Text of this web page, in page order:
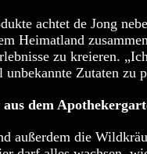
achtet de Jong
Heimatland
zu kreieren.
unbekannte Zutaten zu
dem
außerdem die